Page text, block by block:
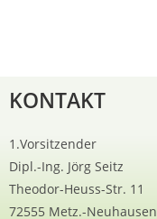
KONTAKT
1.Vorsitzender
Dipl.-Ing. Jörg Seitz
Theodor-Heuss-Str. 11
72555 Metz.-Neuhausen